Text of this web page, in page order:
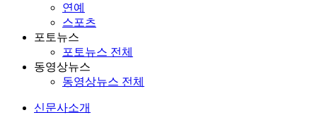
연예
스포츠
포토뉴스
포토뉴스 전체
동영상뉴스
동영상뉴스 전체
신문사소개